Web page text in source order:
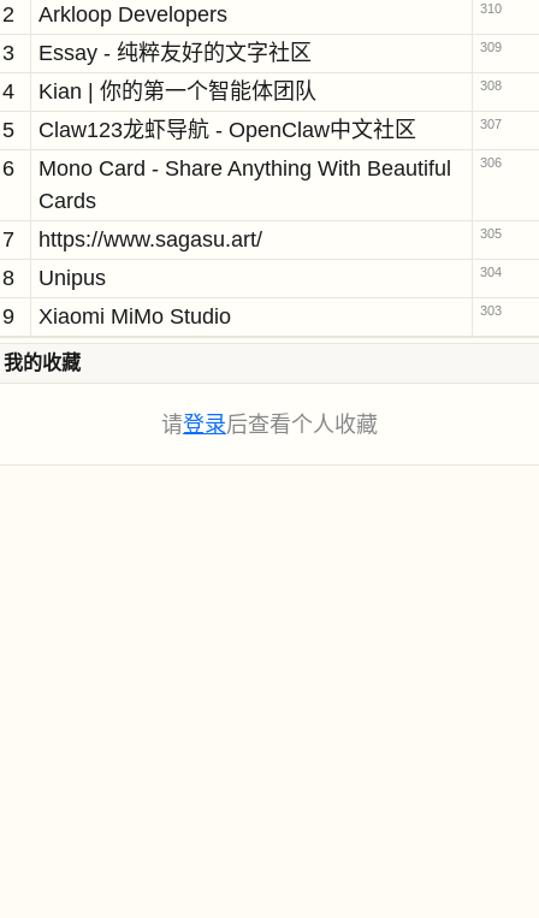
2 Arkloop Developers 310
3 Essay - 纯粹友好的文字社区 309
4 Kian | 你的第一个智能体团队 308
5 Claw123龙虾导航 - OpenClaw中文社区 307
6
Mono Card - Share Anything With Beautiful
Cards
306
7 https://www.sagasu.art/ 305
8 Unipus 304
9 Xiaomi MiMo Studio 303
我的收藏
请登录后查看个人收藏